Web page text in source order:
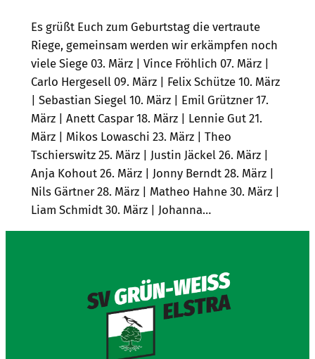
Es grüßt Euch zum Geburtstag die vertraute
Riege, gemeinsam werden wir erkämpfen noch
viele Siege 03. März | Vince Fröhlich 07. März |
Carlo Hergesell 09. März | Felix Schütze 10. März
| Sebastian Siegel 10. März | Emil Grützner 17.
März | Anett Caspar 18. März | Lennie Gut 21.
März | Mikos Lowaschi 23. März | Theo
Tschierswitz 25. März | Justin Jäckel 26. März |
Anja Kohout 26. März | Jonny Berndt 28. März |
Nils Gärtner 28. März | Matheo Hahne 30. März |
Liam Schmidt 30. März | Johanna…